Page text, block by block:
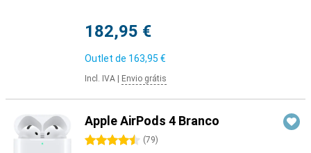
182,95 €
Outlet de 163,95 €
Incl. IVA Envio grátis
Apple AirPods 4 Branco
4.5 estrelas (79)